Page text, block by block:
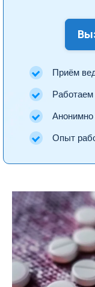
Приём
Анонимно
Опыт